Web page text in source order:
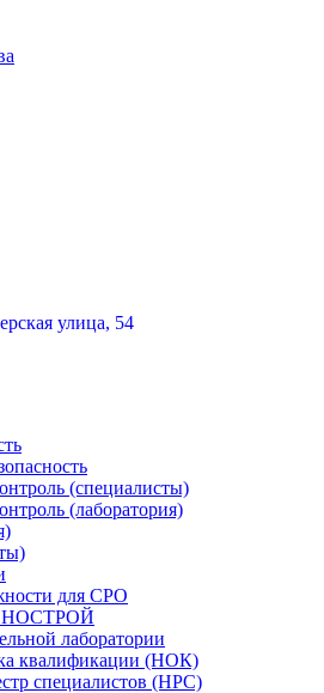
улица, 54
(специалисты)
(лаборатория)
для СРО
НОСТРОЙ
лаборатории
квалификации (НОК)
специалистов (НРС)